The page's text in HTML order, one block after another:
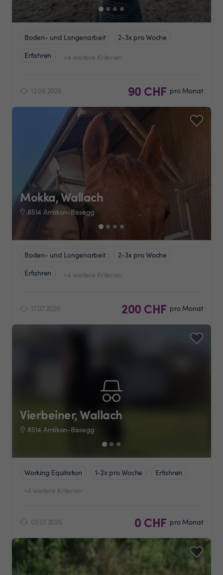
Boden- und Longenarbeit
2-3x pro Woche
Erfahren
+4 weitere Kriterien
12.06.2026 90 CHF pro Monat
Mokka, Wallach
8514 Amlikon-Bissegg
Boden- und Longenarbeit
2-3x pro Woche
Erfahren
+4 weitere Kriterien
17.07.2026 200 CHF pro Monat
Vierbeiner, Wallach
8514 Amlikon-Bissegg
Working Equitation 1-2x pro Woche
Erfahren
+4 weitere Kriterien
03.07.2026 0 CHF pro Monat